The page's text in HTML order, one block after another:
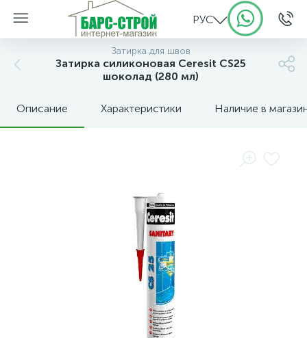
РУС
Затирка для швов
Затирка силиконовая Ceresit CS25
шоколад (280 мл)
Описание Характеристики Наличие в